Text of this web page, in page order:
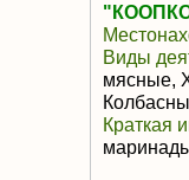
Виды
мясные,
Краткая